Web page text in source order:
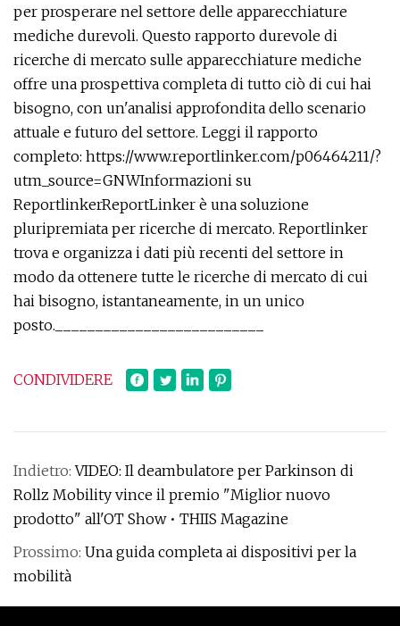
per prosperare nel settore delle apparecchiature
mediche durevoli. Questo rapporto durevole di
ricerche di mercato sulle apparecchiature mediche
offre una prospettiva completa di tutto ciò di cui hai
bisogno, con un'analisi approfondita dello scenario
attuale e futuro del settore. Leggi il rapporto
completo: https://www.reportlinker.com/p06464211/?
utm_source=GNWInformazioni su
ReportlinkerReportLinker è una soluzione
pluripremiata per ricerche di mercato. Reportlinker
trova e organizza i dati più recenti del settore in
modo da ottenere tutte le ricerche di mercato di cui
hai bisogno, istantaneamente, in un unico
posto.__________________________
CONDIVIDERE
Indietro:VIDEO: Il deambulatore per Parkinson di
Rollz Mobility vince il premio "Miglior nuovo
prodotto" all'OT Show • THIIS Magazine
Prossimo: Una guida completa ai dispositivi per la
mobilità